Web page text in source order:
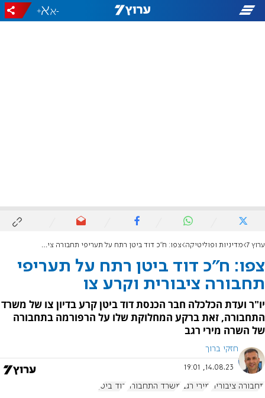
-
+
ערוץ 7 מדיניות ופוליטיקה צפו: ח"כ דוד ביטן רתח על תעריפי תחבורה ציבורית וקרע צו
צפו: ח"כ דוד ביטן רתח על תעריפי
תחבורה ציבורית וקרע צו
יו"ר ועדת הכלכלה חבר הכנסת דוד ביטן קרע בדיון צו של משרד
התחבורה, זאת ברקע המחלוקת שלו על הרפורמה בתחבורה
של השרה מירי רגב
חזקי ברוך
14.08.23, 19:01
תחבורה ציבורית מירי רגב משרד התחבורה דוד ביטן